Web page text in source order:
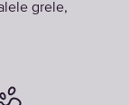
grele,